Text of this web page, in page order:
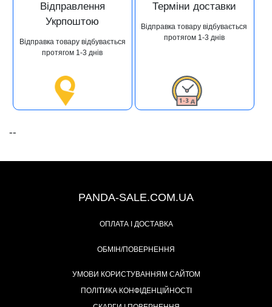
Відправлення
Укрпоштою
Відправка товару відбувається
протягом 1-3 днів
Терміни доставки
Відправка товару відбувається
протягом 1-3 днів
--
PANDA-SALE.COM.UA
ОПЛАТА І ДОСТАВКА
ОБМІН/ПОВЕРНЕННЯ
УМОВИ КОРИСТУВАННЯМ САЙТОМ
ПОЛІТИКА КОНФІДЕНЦІЙНОСТІ